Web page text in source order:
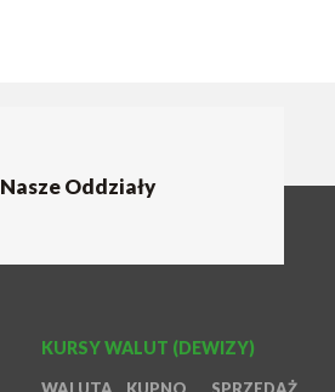
Nasze Oddziały
KURSY WALUT (DEWIZY)